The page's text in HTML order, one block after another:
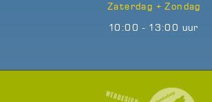
Zaterdag + Zondag
10:00 - 13:00 uur